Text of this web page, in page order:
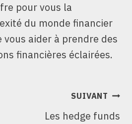
pour vous la
du monde financier
vous aider à prendre des
financières éclairées.
SUIVANT
Les hedge funds